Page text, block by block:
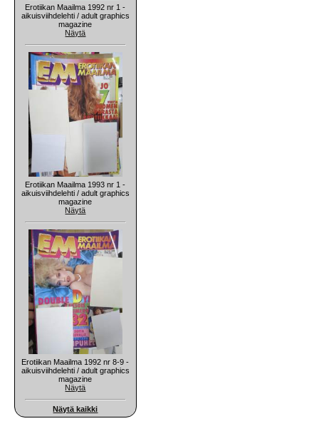
Erotiikan Maailma 1992 nr 1 -
aikuisviihdelehti / adult graphics
magazine
Näytä
Erotiikan Maailma 1993 nr 1 -
aikuisviihdelehti / adult graphics
magazine
Näytä
Erotiikan Maailma 1992 nr 8-9 -
aikuisviihdelehti / adult graphics
magazine
Näytä
Näytä kaikki